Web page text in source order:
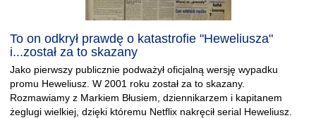
To on odkrył prawdę o katastrofie "Heweliusza"
i...został za to skazany
Jako pierwszy publicznie podważył oficjalną wersję wypadku
promu Heweliusz. W 2001 roku został za to skazany.
Rozmawiamy z Markiem Błusiem, dziennikarzem i kapitanem
żeglugi wielkiej, dzięki któremu Netflix nakręcił serial Heweliusz.